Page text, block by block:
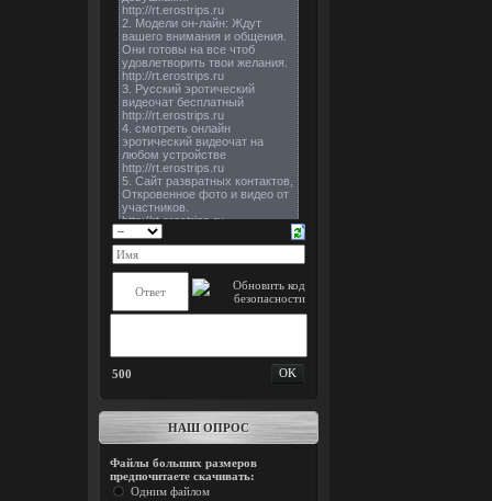
500
НАШ ОПРОС
Файлы больших размеров
предпочитаете скачивать:
Одним файлом